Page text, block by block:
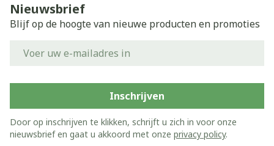
Nieuwsbrief
Blijf op de hoogte van nieuwe producten en promoties
Inschrijven
Door op inschrijven te klikken, schrijft u zich in voor onze
nieuwsbrief en gaat u akkoord met onze privacy policy.